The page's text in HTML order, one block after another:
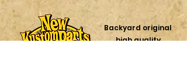
LEDテールランプ
【Color：ﾌﾞﾗｯｸ】
【Black/Chorome】
Harga
JP¥139.000
ホイール 40ｽﾎﾟｰｸ
Harga
JP¥64.070
Harga
JP¥17.380
Harga
JP¥58.700
Harga
JP¥6.850
ジブラックボディヘッド
ライト【２レンズカラ
ー】
ーチョッパーハンドル
【２カラー】
ーター付き 【２カラー】
Harga
JP¥6.890
バー セット カーブタイプ
【２カラー】
【Color：ﾌﾞﾗｯｸ】
Harga
JP¥4.860
Backyard original
high quality